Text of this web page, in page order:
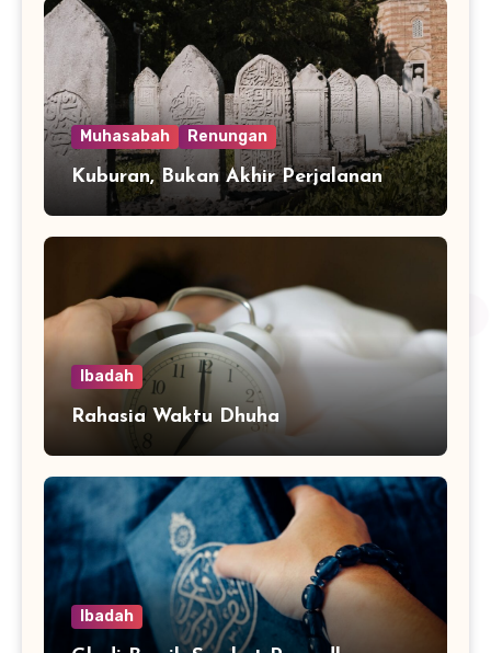
Muhasabah Renungan
Kuburan, Bukan Akhir Perjalanan
Ibadah
Rahasia Waktu Dhuha
Ibadah